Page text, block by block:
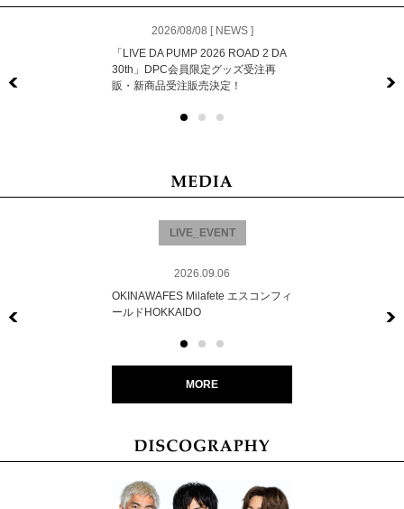
2026/08/08 [ NEWS ]
「LIVE DA PUMP 2026 ROAD 2 DA
30th」DPC会員限定グッズ受注再
販・新商品受注販売決定！
LIVE_EVENT
2026.09.06
OKINAWAFES Milafete エスコンフィ
ールドHOKKAIDO
MORE